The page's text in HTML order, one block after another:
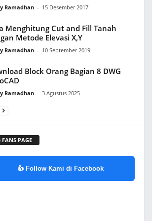
Ramadhan - 15 Desember 2017
Menghitung Cut and Fill Tanah
Metode Elevasi X,Y
Ramadhan - 10 September 2019
Block Orang Bagian 8 DWG
Ramadhan - 3 Agustus 2025
FANS PAGE
👍 Follow Kami di Facebook